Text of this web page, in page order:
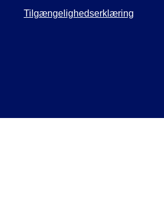
Tilgængelighedserklæring